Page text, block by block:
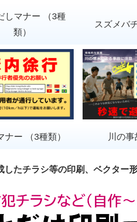
しマナー （3種
類）
スズメバ
ナー （3種類） 川の事
たチラシ等の印刷、ベクター